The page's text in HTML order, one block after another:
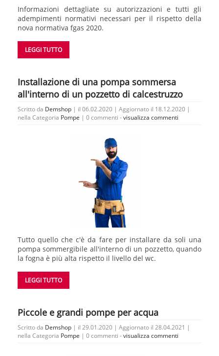
Informazioni dettagliate su autorizzazioni e tutti gli
adempimenti normativi necessari per il rispetto della
nova normativa fgas 2020.
LEGGI TUTTO
Installazione di una pompa sommersa
all'interno di un pozzetto di calcestruzzo
Scritto da Demshop | il 06.02.2020 | Aggiornato il 18.12.2020 |
nella Categoria Pompe | 0 commenti -visualizza commenti
Tutto quello che c'è da fare per installare da soli una
pompa sommergibile all'interno di un pozzetto, quando
la fogna è più alta rispetto il livello del wc.
LEGGI TUTTO
Piccole e grandi pompe per acqua
Scritto da Demshop | il 29.01.2020 | Aggiornato il 28.04.2021 |
nella Categoria Pompe | 0 commenti -visualizza commenti